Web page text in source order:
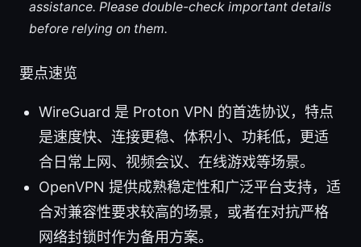
assistance. Please double-check important details
before relying on them.
要点速览
WireGuard 是 Proton VPN 的首选协议，特点
是速度快、连接更稳、体积小、功耗低，更适
合日常上网、视频会议、在线游戏等场景。
OpenVPN 提供成熟稳定性和广泛平台支持，适
合对兼容性要求较高的场景，或者在对抗严格
网络封锁时作为备用方案。